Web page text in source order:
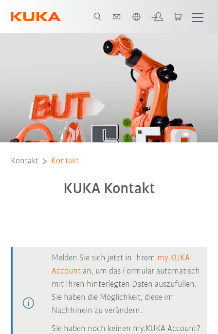
Kontakt Kontakt
KUKA Kontakt
Melden Sie sich jetzt in Ihrem my.KUKA
Account an, um das Formular automatisch
mit Ihren hinterlegten Daten auszufüllen.
Sie haben die Möglichkeit, diese im
Nachhinein zu verändern.
Sie haben noch keinen my.KUKA Account?